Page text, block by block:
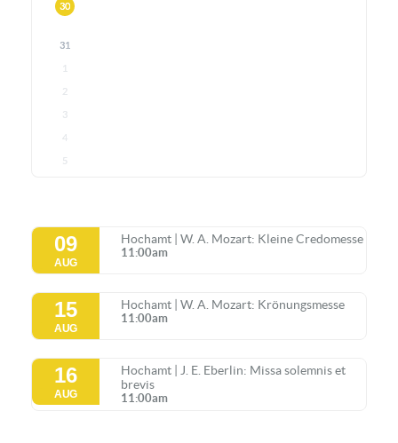
30
31
1
2
3
4
5
09
AUG
Hochamt | W. A. Mozart: Kleine Credomesse
11:00am
15
AUG
Hochamt | W. A. Mozart: Krönungsmesse
11:00am
16
AUG
Hochamt | J. E. Eberlin: Missa solemnis et
brevis
11:00am